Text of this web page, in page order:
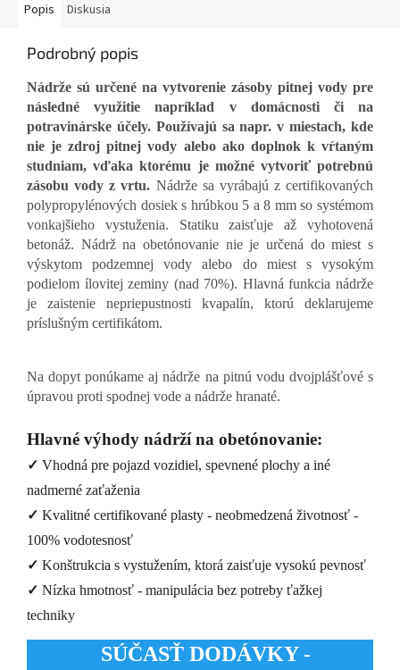
Popis Diskusia
Podrobný popis
Nádrže sú určené na vytvorenie zásoby pitnej vody pre
následné využitie napríklad v domácnosti či na
potravinárske účely. Používajú sa napr. v miestach, kde
nie je zdroj pitnej vody alebo ako doplnok k vŕtaným
studniam, vďaka ktorému je možné vytvoriť potrebnú
zásobu vody z vrtu. Nádrže sa vyrábajú z certifikovaných
polypropylénových dosiek s hrúbkou 5 a 8 mm so systémom
vonkajšieho vystuženia. Statiku zaisťuje až vyhotovená
betonáž. Nádrž na obetónovanie nie je určená do miest s
výskytom podzemnej vody alebo do miest s vysokým
podielom ílovitej zeminy (nad 70%). Hlavná funkcia nádrže
je zaistenie nepriepustnosti kvapalín, ktorú deklarujeme
príslušným certifikátom.
Na dopyt ponúkame aj nádrže na pitnú vodu dvojplášťové s
úpravou proti spodnej vode a nádrže hranaté.
Hlavné výhody nádrží na obetónovanie:
✓ Vhodná pre pojazd vozidiel, spevnené plochy a iné
nadmerné zaťaženia
✓ Kvalitné certifikované plasty - neobmedzená životnosť -
100% vodotesnosť
✓ Konštrukcia s vystužením, ktorá zaisťuje vysokú pevnosť
✓ Nízka hmotnosť - manipulácia bez potreby ťažkej
techniky
SÚČASŤ DODÁVKY -